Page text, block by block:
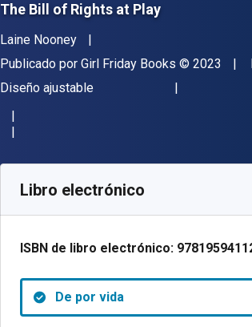
The Bill of Rights at Play
Autor(es)
Laine Nooney
Editorial
Publicado por Girl Friday Books Copyright
© 2023
Formato
Diseño ajustable
Código de referencia:
Libro electrónico
ISBN de libro electrónico:
De por vida